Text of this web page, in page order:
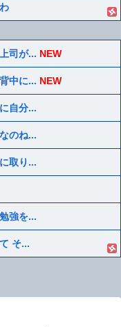
司が... NEW
中に... NEW
自分...
のね...
取り...
強を...
そ...